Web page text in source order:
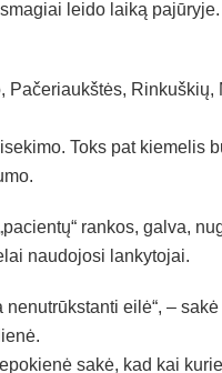
leido laiką
Pačeriaukštės, Rinkuškių,
Toks pat kiemelis
rankos, galva,
naudojosi lankytojai.
eilė“, –
sakė, kad kai